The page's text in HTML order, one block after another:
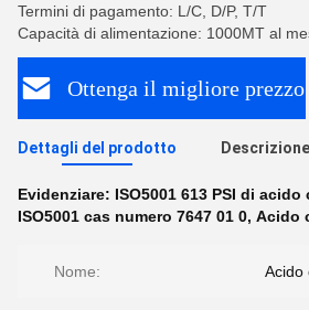
Termini di pagamento: L/C, D/P, T/T
Capacità di alimentazione: 1000MT al
Ottenga il migliore prezzo
Dettagli del prodotto
Evidenziare: ISO5001 613 PSI di
ISO5001 cas numero 7647 01 0, Acido
Nome: Acido